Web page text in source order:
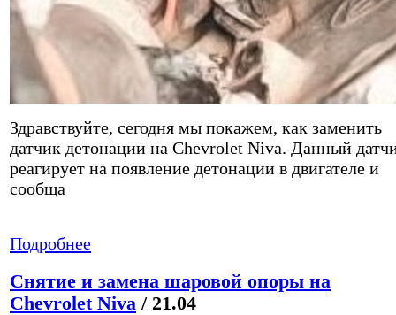
Здравствуйте, сегодня мы покажем, как заменить
датчик детонации на Chevrolet Niva. Данный
реагирует на появление детонации в двигателе и
сообща
Подробнее
Снятие и замена шаровой опоры на
Chevrolet Niva / 21.04